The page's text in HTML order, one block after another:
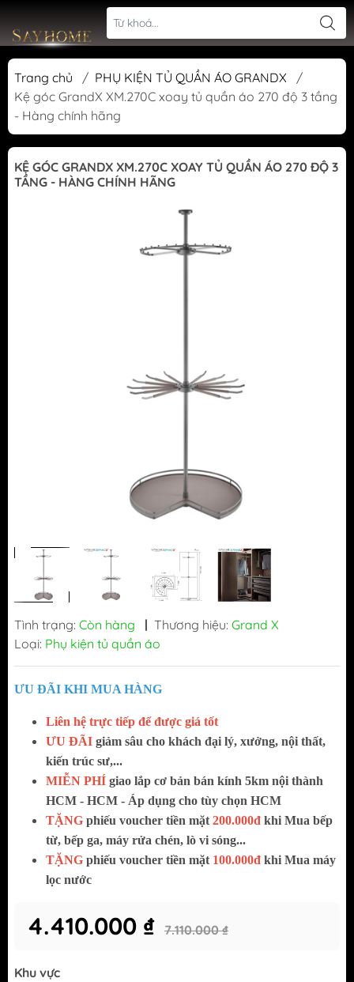
Trang chủ / PHỤ KIỆN TỦ QUẦN ÁO GRANDX
/
Kệ góc GrandX XM.270C xoay tủ quần áo 270 độ 3 tầng
- Hàng chính hãng
KỆ GÓC GRANDX XM.270C XOAY TỦ QUẦN ÁO 270 ĐỘ 3
TẦNG - HÀNG CHÍNH HÃNG
Tình trạng: Còn hàng | Thương hiệu: Grand X
Loại: Phụ kiện tủ quần áo
ƯU ĐÃI KHI MUA HÀNG
Liên hệ trực tiếp để được giá tốt
ƯU ĐÃI giảm sâu cho khách đại lý, xưởng, nội thất,
kiến trúc sư,...
MIỄN PHÍ giao lắp cơ bản bán kính 5km nội thành
HCM - HCM - Áp dụng cho tùy chọn HCM
TẶNG phiếu voucher tiền mặt 200.000đ khi Mua bếp
từ, bếp ga, máy rửa chén, lò vi sóng...
TẶNG phiếu voucher tiền mặt 100.000đ khi Mua máy
lọc nước
4.410.000 ₫ 7.110.000 ₫
Khu vực